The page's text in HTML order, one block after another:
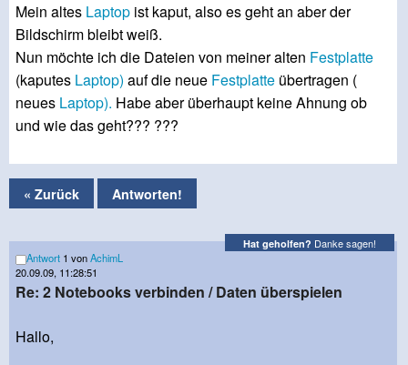
Mein altes Laptop ist kaput, also es geht an aber der
Bildschirm bleibt weiß.
Nun möchte ich die Dateien von meiner alten Festplatte
(kaputes Laptop) auf die neue Festplatte übertragen (
neues Laptop). Habe aber überhaupt keine Ahnung ob
und wie das geht??? ???
« Zurück Antworten!
Hat geholfen? Danke sagen!
Antwort 1 vonAchimL
20.09.09, 11:28:51
Re: 2 Notebooks verbinden / Daten überspielen
Hallo,